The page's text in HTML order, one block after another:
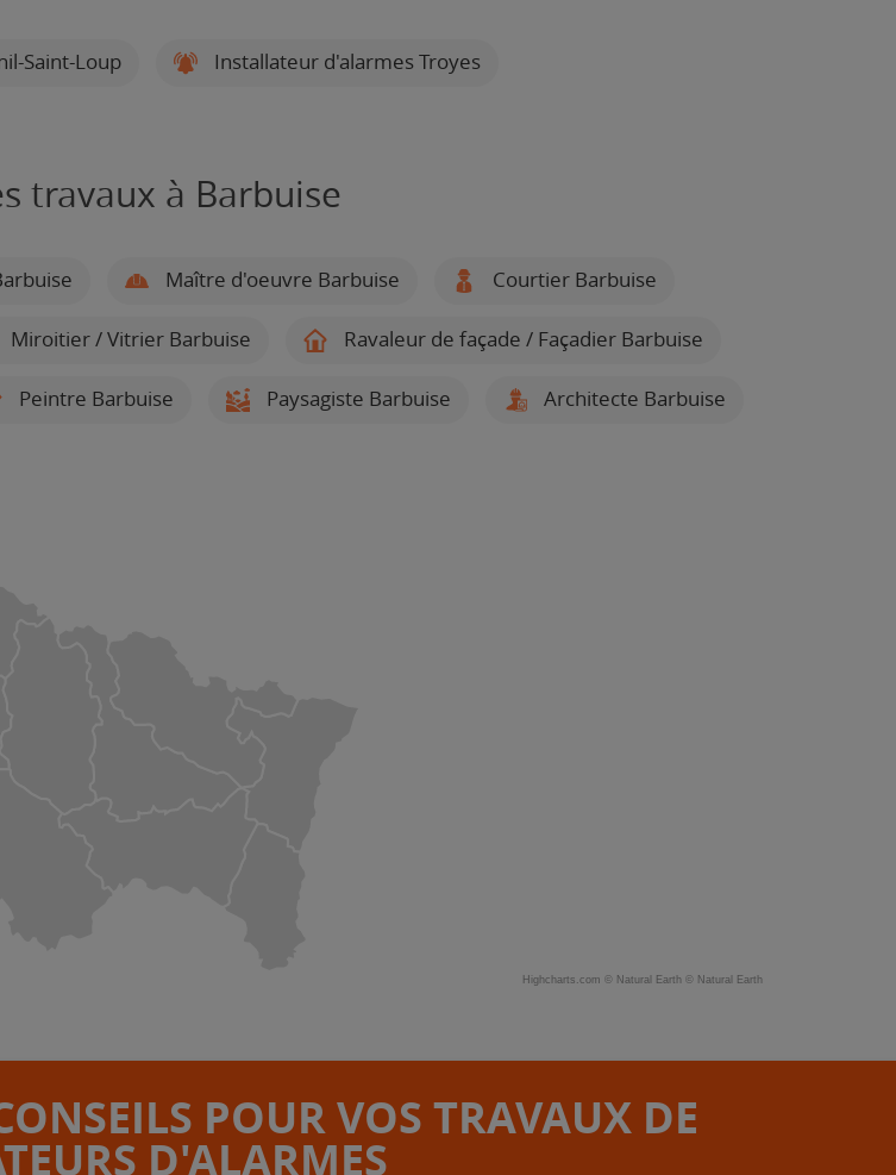
Saint-Loup Installateur d'alarmes Troyes
travaux à Barbuise
Maître d'oeuvre Barbuise Courtier Barbuise
Miroitier / Vitrier Barbuise Ravaleur de façade / Façadier Barbuise
Peintre Barbuise Paysagiste Barbuise Architecte Barbuise
Highcharts.com © Natural Earth © Natural Earth
POUR VOS TRAVAUX DE
D'ALARMES